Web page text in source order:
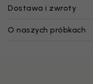
Dostawa i zwroty
O naszych próbkach